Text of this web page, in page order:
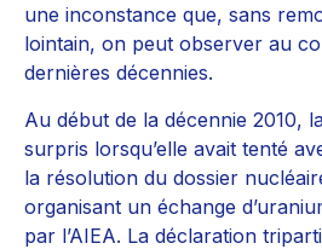
une inconstance que, sans
lointain, on peut observer au
dernières décennies.
Au début de la décennie 2010,
surpris lorsqu’elle avait tenté
la résolution du dossier
organisant un échange
par l’AIEA. La déclaration